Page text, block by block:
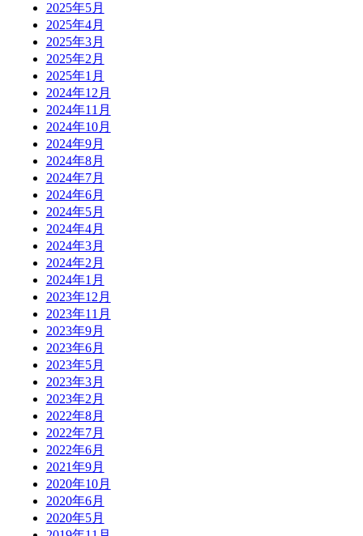
2025年5月
2025年4月
2025年3月
2025年2月
2025年1月
2024年12月
2024年11月
2024年10月
2024年9月
2024年8月
2024年7月
2024年6月
2024年5月
2024年4月
2024年3月
2024年2月
2024年1月
2023年12月
2023年11月
2023年9月
2023年6月
2023年5月
2023年3月
2023年2月
2022年8月
2022年7月
2022年6月
2021年9月
2020年10月
2020年6月
2020年5月